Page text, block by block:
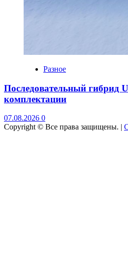
Разное
Последовательный гибрид
комплектации
07.08.2026 0
Copyright © Все права защищены. |